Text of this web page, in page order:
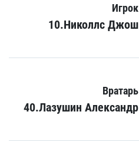
Игрок
10.Николлс Джош
Вратарь
40.Лазушин Александр